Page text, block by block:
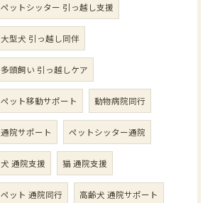
ペットシッター 引っ越し支援
大型犬 引っ越し同伴
多頭飼い 引っ越しケア
ペット移動サポート 動物病院同行
通院サポート ペットシッター通院
犬 通院支援 猫 通院支援
ペット 通院同行 高齢犬 通院サポート